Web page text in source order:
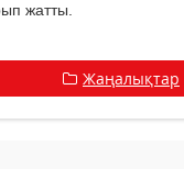
жатты.
Жаңалықтар